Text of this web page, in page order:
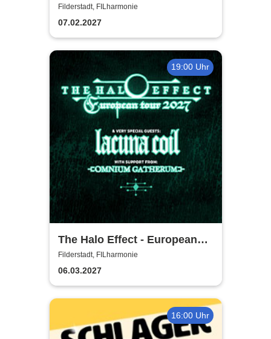
Ammann, Kevin Tarte, Oedo
Kuipers
Filderstadt, FILharmonie
07.02.2027
19:00 Uhr
The Halo Effect - European
Tour 2027
Filderstadt, FILharmonie
06.03.2027
16:00 Uhr